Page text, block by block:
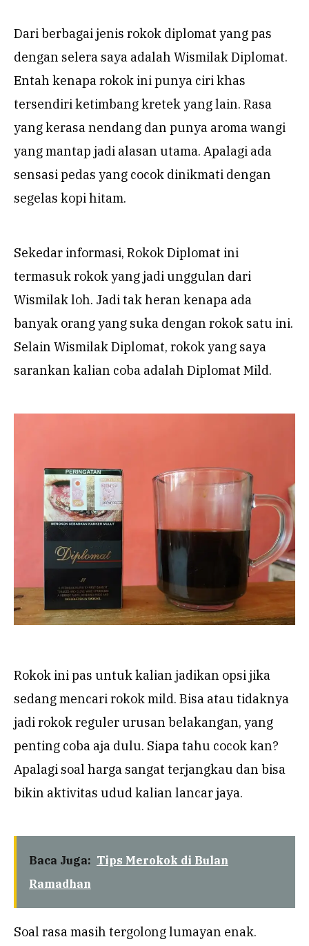
Dari berbagai jenis rokok diplomat yang pas
dengan selera saya adalah Wismilak Diplomat.
Entah kenapa rokok ini punya ciri khas
tersendiri ketimbang kretek yang lain. Rasa
yang kerasa nendang dan punya aroma wangi
yang mantap jadi alasan utama. Apalagi ada
sensasi pedas yang cocok dinikmati dengan
segelas kopi hitam.
Sekedar informasi, Rokok Diplomat ini
termasuk rokok yang jadi unggulan dari
Wismilak loh. Jadi tak heran kenapa ada
banyak orang yang suka dengan rokok satu ini.
Selain Wismilak Diplomat, rokok yang saya
sarankan kalian coba adalah Diplomat Mild.
Rokok ini pas untuk kalian jadikan opsi jika
sedang mencari rokok mild. Bisa atau tidaknya
jadi rokok reguler urusan belakangan, yang
penting coba aja dulu. Siapa tahu cocok kan?
Apalagi soal harga sangat terjangkau dan bisa
bikin aktivitas udud kalian lancar jaya.
Baca Juga: Tips Merokok di Bulan
Ramadhan
Soal rasa masih tergolong lumayan enak.